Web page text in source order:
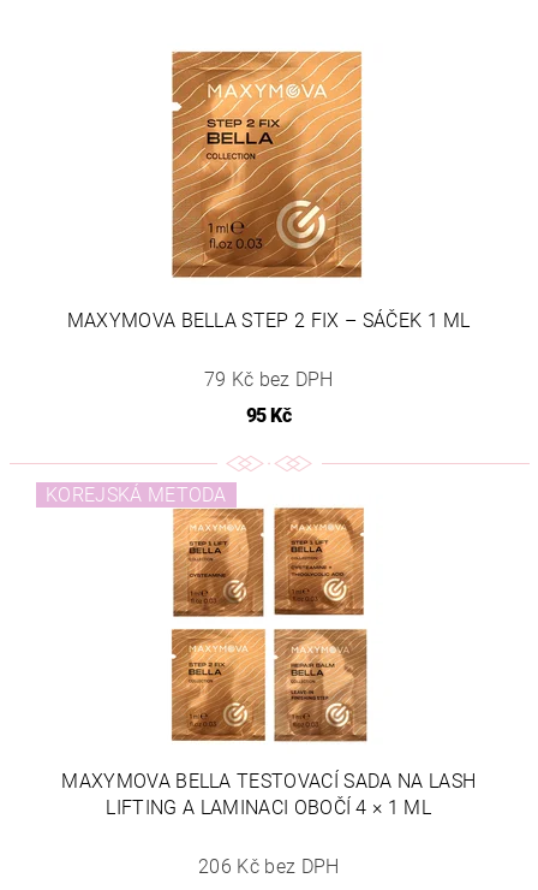
MAXYMOVA BELLA STEP 2 FIX – SÁČEK 1 ML
79 Kč bez DPH
95 Kč
KOREJSKÁ METODA
MAXYMOVA BELLA TESTOVACÍ SADA NA LASH
LIFTING A LAMINACI OBOČÍ 4 × 1 ML
206 Kč bez DPH